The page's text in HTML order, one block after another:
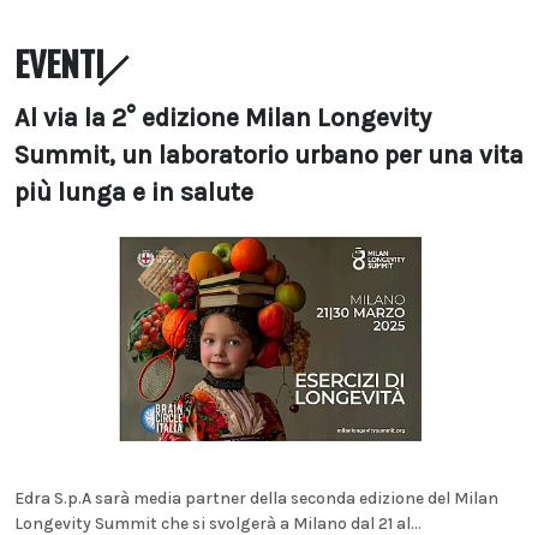
EVENTI
Al via la 2° edizione Milan Longevity
Summit, un laboratorio urbano per una vita
più lunga e in salute
Edra S.p.A sarà media partner della seconda edizione del Milan
Longevity Summit che si svolgerà a Milano dal 21 al...